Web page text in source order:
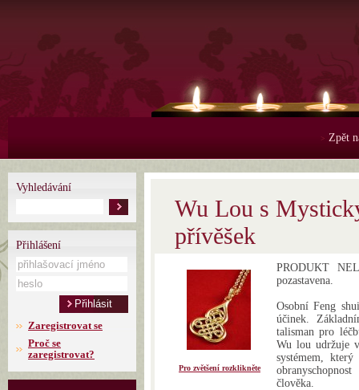
> Zpět
Vyhledávání
Přihlášení
Zaregistrovat se
Proč se
zaregistrovat?
Wu Lou s
přívěšek
Pro zvětšení rozklikněte
PRODUKT
pozastavena.
Osobní Feng
účinek.
talisman pro
Wu lou udržuje
systémem,
člověka.